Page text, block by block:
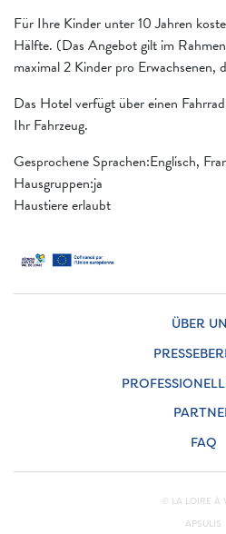
Für Ihre Kinder unter 10 Jahren
Hälfte. (Das Angebot gilt im
maximal 2 Kinder pro Erwachsenen,
Das Hotel verfügt über einen
Ihr Fahrzeug.
Gesprochene Sprachen:Englisch,
Hausgruppen:ja
Haustiere erlaubt
ÜBER
FAQ
© LA LOIRE À
APSULIS